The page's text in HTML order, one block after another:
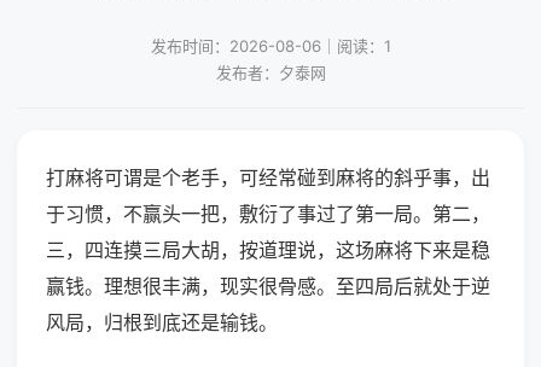
发布时间：2026-08-06｜阅读：1
发布者：夕泰网
打麻将可谓是个老手，可经常碰到麻将的斜乎事，出
于习惯，不赢头一把，敷衍了事过了第一局。第二，
三，四连摸三局大胡，按道理说，这场麻将下来是稳
赢钱。理想很丰满，现实很骨感。至四局后就处于逆
风局，归根到底还是输钱。